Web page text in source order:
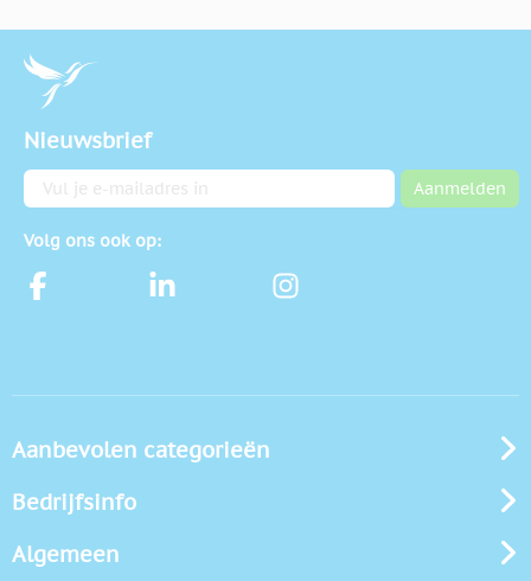
Nieuwsbrief
E-mailadres Aanmelden
Volg ons ook op:
Aanbevolen categorieën
Bedrijfsinfo
Algemeen